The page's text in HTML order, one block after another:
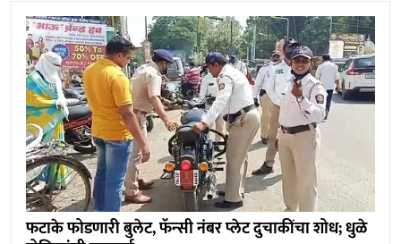
फटाके फोडणारी बुलेट, फॅन्‍सी नंबर प्‍लेट दुचाकींचा शोध; धुळे